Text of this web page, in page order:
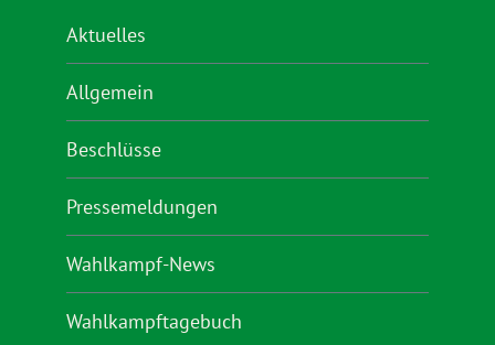
Aktuelles
Allgemein
Beschlüsse
Pressemeldungen
Wahlkampf-News
Wahlkampftagebuch